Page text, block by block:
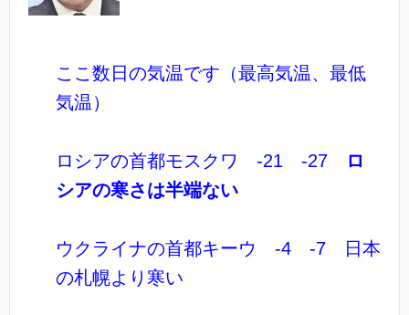
ここ数日の気温です（最高気温、最低
気温）
ロシアの首都モスクワ -21 -27
ロ
シアの寒さは半端ない
ウクライナの首都キーウ -4 -7 日本
の札幌より寒い